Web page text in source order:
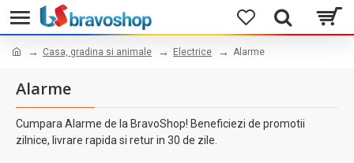
Casa, gradina si animale Electrice Alarme
Alarme
Cumpara Alarme de la BravoShop! Beneficiezi de promotii
zilnice, livrare rapida si retur in 30 de zile.